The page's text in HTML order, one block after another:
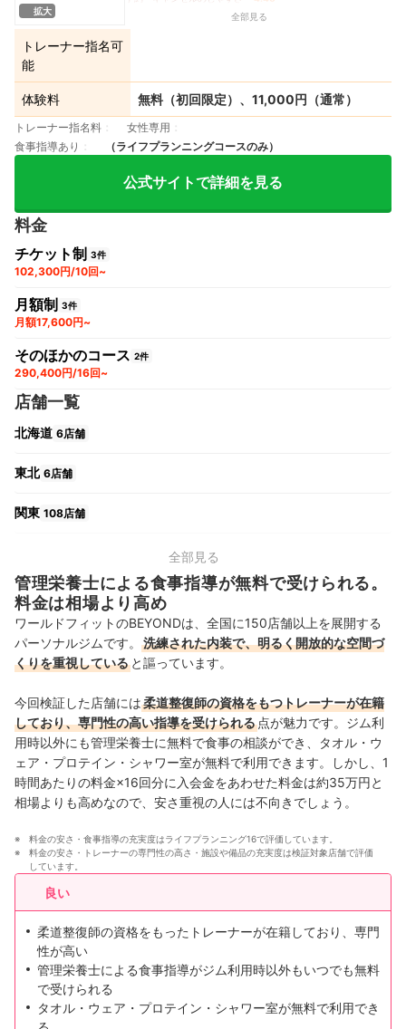
拡大
全部見る
トレーナー指名可
能
体験料 無料（初回限定）、11,000円（通常）
トレーナー指名料
女性専用
食事指導あり
（ライフプランニングコースのみ）
公式サイトで詳細を見る
料金
チケット制 3件
102,300円/10回~
月額制 3件
月額17,600円~
そのほかのコース 2件
290,400円/16回~
店舗一覧
北海道 6店舗
東北 6店舗
関東 108店舗
関西 19店舗
中国・四国 5店舗
九州・沖縄 9店舗
全部見る
管理栄養士による食事指導が無料で受けられる。
料金は相場より高め
ワールドフィットのBEYONDは、全国に150店舗以上を展開する
パーソナルジムです。
洗練された内装で、明るく開放的な空間づ
くりを重視している と謳っています。
今回検証した店舗には柔道整復師の資格をもつトレーナーが在籍
しており、専門性の高い指導を受けられる 点が魅力です。ジム利
用時以外にも管理栄養士に無料で食事の相談ができ、タオル・ウ
ェア・プロテイン・シャワー室が無料で利用できます。しかし、1
時間あたりの料金×16回分に入会金をあわせた料金は約35万円と
相場よりも高めなので、安さ重視の人には不向きでしょう。
料金の安さ・食事指導の充実度はライフプランニング16で評価しています。
料金の安さ・トレーナーの専門性の高さ・施設や備品の充実度は検証対象店舗で評価
しています。
良い
柔道整復師の資格をもったトレーナーが在籍しており、専門
性が高い
管理栄養士による食事指導がジム利用時以外もいつでも無料
で受けられる
タオル・ウェア・プロテイン・シャワー室が無料で利用でき